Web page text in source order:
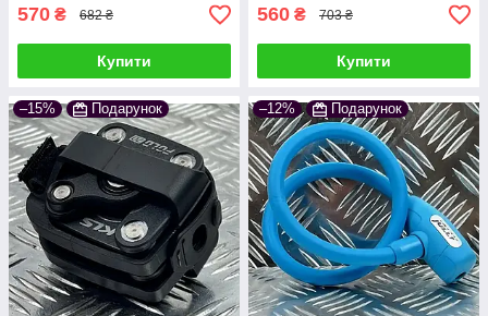
570 ₴ 682 ₴
Купити
560 ₴ 703 ₴
Купити
–15% Подарунок –12% Подарунок